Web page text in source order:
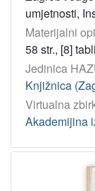
umjetnosti,
Materijalni
58 str., [8]
Jedinica
Knjižnica
Virtualna
Akademijina